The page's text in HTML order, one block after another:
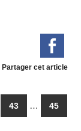
Partager cet article
43 … 45